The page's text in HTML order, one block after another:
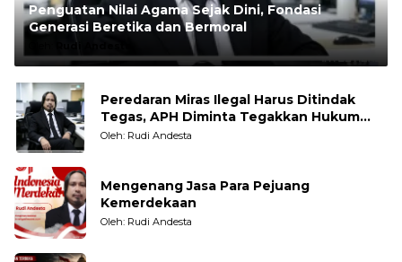
Penguatan Nilai Agama Sejak Dini, Fondasi
Generasi Beretika dan Bermoral
Rudi Andesta
Peredaran Miras Ilegal Harus Ditindak
Tegas, APH Diminta Tegakkan Hukum
Tanpa Pandang Bulu
Oleh: Rudi Andesta
Mengenang Jasa Para Pejuang
Kemerdekaan
Oleh: Rudi Andesta